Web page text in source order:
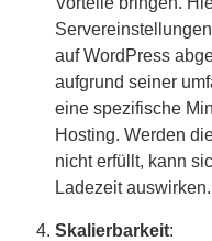
auf WordPress
aufgrund seiner
eine spezifische
Hosting. Werden
nicht erfüllt, kann
Ladezeit auswirken.
Skalierbarkeit: